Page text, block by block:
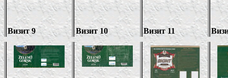
Визит 9 Визит 10 Визит 11